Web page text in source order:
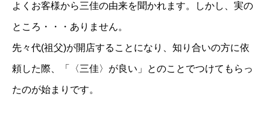
よくお客様から三佳の由来を聞かれます。しかし、実の
ところ・・・ありません。
先々代(祖父)が開店することになり、知り合いの方に依
頼した際、「〈三佳〉が良い」とのことでつけてもらっ
たのが始まりです。